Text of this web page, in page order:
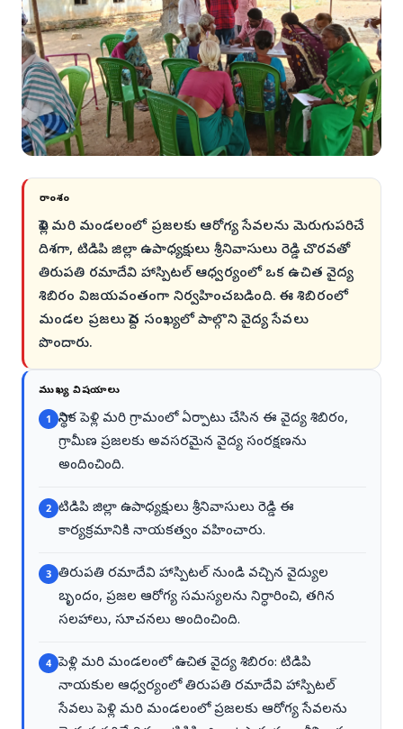
సారాంశం
పెళ్లి మరి మండలంలో ప్రజలకు ఆరోగ్య సేవలను మెరుగుపరిచే
దిశగా, టిడిపి జిల్లా ఉపాధ్యక్షులు శ్రీనివాసులు రెడ్డి చొరవతో
తిరుపతి రమాదేవి హాస్పిటల్ ఆధ్వర్యంలో ఒక ఉచిత వైద్య
శిబిరం విజయవంతంగా నిర్వహించబడింది. ఈ శిబిరంలో
మండల ప్రజలు పెద్ద సంఖ్యలో పాల్గొని వైద్య సేవలు
పొందారు.
ముఖ్య విషయాలు
1 స్థానిక పెళ్లి మరి గ్రామంలో ఏర్పాటు చేసిన ఈ వైద్య శిబిరం,
గ్రామీణ ప్రజలకు అవసరమైన వైద్య సంరక్షణను
అందించింది.
2 టిడిపి జిల్లా ఉపాధ్యక్షులు శ్రీనివాసులు రెడ్డి ఈ
కార్యక్రమానికి నాయకత్వం వహించారు.
3 తిరుపతి రమాదేవి హాస్పిటల్ నుండి వచ్చిన వైద్యుల
బృందం, ప్రజల ఆరోగ్య సమస్యలను నిర్ధారించి, తగిన
సలహాలు, సూచనలు అందించింది.
4 పెళ్లి మరి మండలంలో ఉచిత వైద్య శిబిరం: టిడిపి
నాయకుల ఆధ్వర్యంలో తిరుపతి రమాదేవి హాస్పిటల్
సేవలు పెళ్లి మరి మండలంలో ప్రజలకు ఆరోగ్య సేవలను